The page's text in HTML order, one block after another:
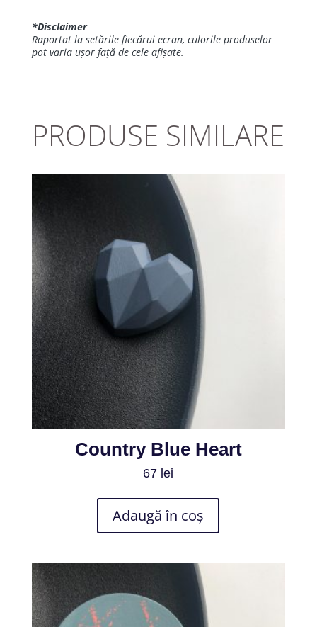
*Disclaimer
Raportat la setările fiecărui ecran, culorile produselor
pot varia ușor față de cele afișate.
PRODUSE SIMILARE
Country Blue Heart
67 lei
Adaugă în coș